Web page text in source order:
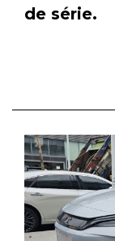
de série.